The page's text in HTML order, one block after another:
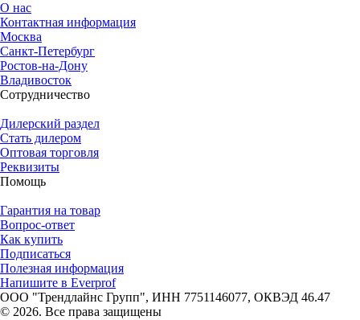
О нас
Контактная информация
Москва
Санкт-Петербург
Ростов-на-Дону
Владивосток
Сотрудничество
Дилерский раздел
Стать дилером
Оптовая торговля
Реквизиты
Помощь
Гарантия на товар
Вопрос-ответ
Как купить
Подписаться
Полезная информация
Напишите в Everprof
ООО "Трендлайнс Групп", ИНН 7751146077, ОКВЭД 46.47
© 2026. Все права защищены